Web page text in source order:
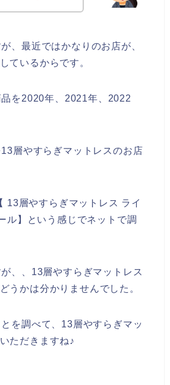
、最近ではかなりのお店が、
ているからです。
を2020年、2021年、2022
層やすらぎマットレスのお店
13層やすらぎマットレス ライ
ル】という感じでネットで調
、、13層やすらぎマットレス
うかは分かりませんでした。
を調べて、13層やすらぎマッ
ただきますね♪